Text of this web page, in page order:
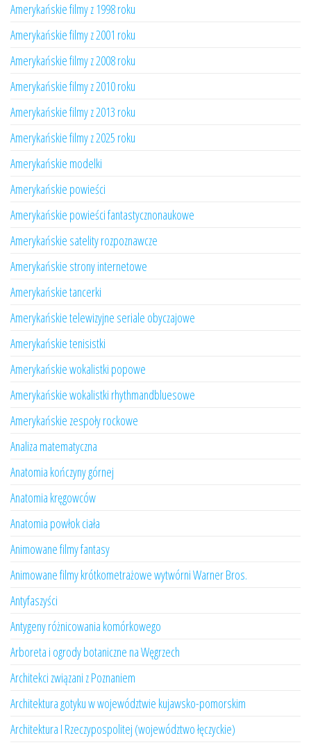
Amerykańskie filmy z 1998 roku
Amerykańskie filmy z 2001 roku
Amerykańskie filmy z 2008 roku
Amerykańskie filmy z 2010 roku
Amerykańskie filmy z 2013 roku
Amerykańskie filmy z 2025 roku
Amerykańskie modelki
Amerykańskie powieści
Amerykańskie powieści fantastycznonaukowe
Amerykańskie satelity rozpoznawcze
Amerykańskie strony internetowe
Amerykańskie tancerki
Amerykańskie telewizyjne seriale obyczajowe
Amerykańskie tenisistki
Amerykańskie wokalistki popowe
Amerykańskie wokalistki rhythmandbluesowe
Amerykańskie zespoły rockowe
Analiza matematyczna
Anatomia kończyny górnej
Anatomia kręgowców
Anatomia powłok ciała
Animowane filmy fantasy
Animowane filmy krótkometrażowe wytwórni Warner Bros.
Antyfaszyści
Antygeny różnicowania komórkowego
Arboreta i ogrody botaniczne na Węgrzech
Architekci związani z Poznaniem
Architektura gotyku w województwie kujawsko-pomorskim
Architektura I Rzeczypospolitej (województwo łęczyckie)